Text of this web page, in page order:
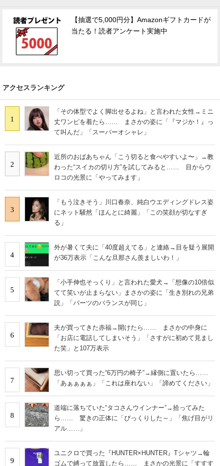
【抽選で5,000円分】Amazonギフトカードが
当たる！読者アンケート実施中
アクセスランキング
1
「その体型でよく脚出せるよね」と言われた女性→ミニ
丈ワンピを着たら…… まさかの姿に「『マジか！』っ
て叫んだ」「スーパーオシャレ」
2
近所のおばあちゃん「こう切ると食べやすいよ〜」→教
わった“スイカの切り方”を試してみると…… 目からウ
ロコの光景に「やってみます」
3
「もう泣きそう」川口春奈、純白ウエディングドレス姿
にネット騒然「ほんとに綺麗」「この笑顔が切なすぎ
る」
4
外が暑くて夫に「40度超えてる」と連絡→目を疑う展開
が36万表示「こんな旦那さん羨ましいわ！」
5
「小手伸也そっくり」と言われた愛犬→「想像の10倍似
てて笑いが止まらない」まさかの姿に「生き別れの兄弟
説」「パーツのバランスが同じ」
6
夫が買ってきた赤福→開けたら…… まさかの中身に
「お店に電話してしまいそう」「さすがに初めて見まし
た笑」と107万表示
7
思い切って買った“6万円の椅子”→縁側に置いたら……
「あぁぁぁぁ」「これは座れない」「諦めてください」
8
道端に落ちていた“タコさんウインナー”→拾ってみた
ら…… 驚きの正体に「びっくりした～」「焦げ目がリ
アル……」
9
ユニクロで買った『HUNTER×HUNTER』Tシャツ→輪
ゴムで縛って放置したら…… まさかの光景に「すすす